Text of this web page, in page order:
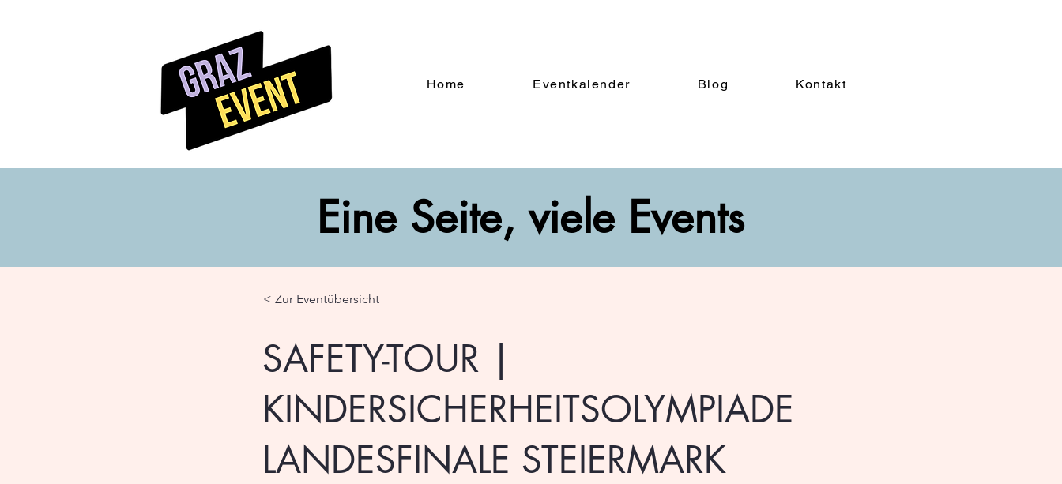
Home Eventkalender Blog Kontakt
Eine Seite, viele Events
< Zur Eventübersicht
SAFETY-TOUR |
KINDERSICHERHEITSOLYMPIADE
LANDESFINALE STEIERMARK